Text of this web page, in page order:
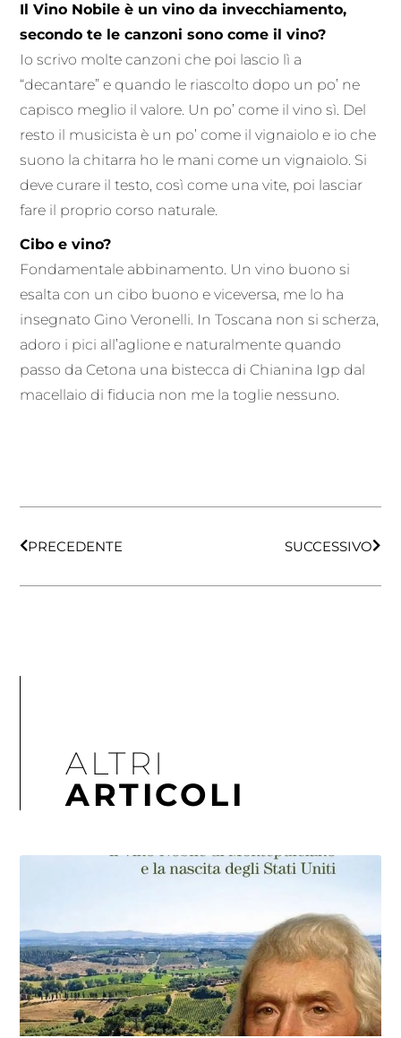
Il Vino Nobile è un vino da invecchiamento,
secondo te le canzoni sono come il vino?
Io scrivo molte canzoni che poi lascio lì a
“decantare” e quando le riascolto dopo un po’ ne
capisco meglio il valore. Un po’ come il vino sì. Del
resto il musicista è un po’ come il vignaiolo e io che
suono la chitarra ho le mani come un vignaiolo. Si
deve curare il testo, così come una vite, poi lasciar
fare il proprio corso naturale.
Cibo e vino?
Fondamentale abbinamento. Un vino buono si
esalta con un cibo buono e viceversa, me lo ha
insegnato Gino Veronelli. In Toscana non si scherza,
adoro i pici all’aglione e naturalmente quando
passo da Cetona una bistecca di Chianina Igp dal
macellaio di fiducia non me la toglie nessuno.
PRECEDENTE SUCCESSIVO
ALTRI
ARTICOLI